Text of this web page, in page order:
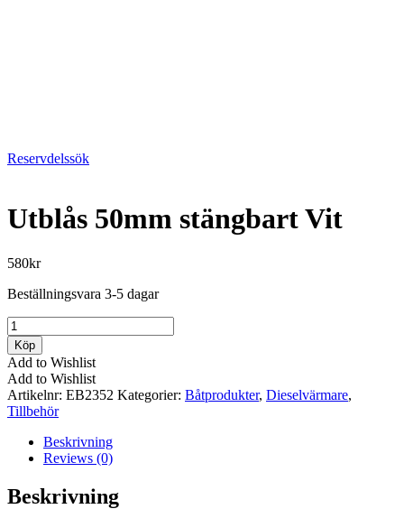
Reservdelssök
Utblås 50mm stängbart Vit
580kr
Beställningsvara 3-5 dagar
Utblås
50mm
stängbart
Vit
mängd
Köp
Add to Wishlist
Add to Wishlist
Artikelnr: EB2352 Kategorier: Båtprodukter, Dieselvärmare,
Tillbehör
Beskrivning
Reviews (0)
Beskrivning